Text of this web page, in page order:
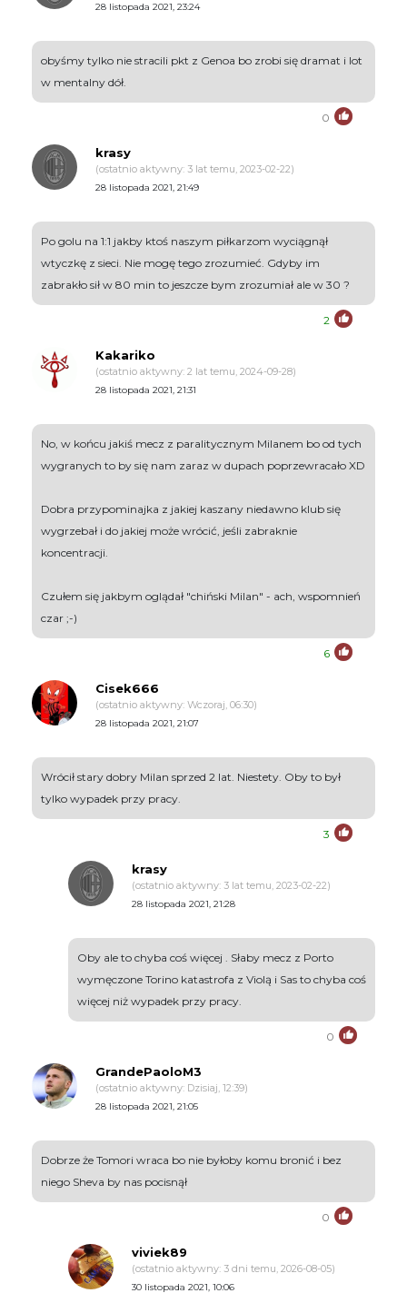
28 listopada 2021, 23:24
obyśmy tylko nie stracili pkt z Genoa bo zrobi się dramat i lot
w mentalny dół.
0
krasy
(ostatnio aktywny: 3 lat temu, 2023-02-22)
28 listopada 2021, 21:49
Po golu na 1:1 jakby ktoś naszym piłkarzom wyciągnął
wtyczkę z sieci. Nie mogę tego zrozumieć. Gdyby im
zabrakło sił w 80 min to jeszcze bym zrozumiał ale w 30 ?
2
Kakariko
(ostatnio aktywny: 2 lat temu, 2024-09-28)
28 listopada 2021, 21:31
No, w końcu jakiś mecz z paralitycznym Milanem bo od tych
wygranych to by się nam zaraz w dupach poprzewracało XD
Dobra przypominajka z jakiej kaszany niedawno klub się
wygrzebał i do jakiej może wrócić, jeśli zabraknie
koncentracji.
Czułem się jakbym oglądał "chiński Milan" - ach, wspomnień
czar ;-)
6
Cisek666
(ostatnio aktywny: Wczoraj, 06:30)
28 listopada 2021, 21:07
Wrócił stary dobry Milan sprzed 2 lat. Niestety. Oby to był
tylko wypadek przy pracy.
3
krasy
(ostatnio aktywny: 3 lat temu, 2023-02-22)
28 listopada 2021, 21:28
Oby ale to chyba coś więcej . Słaby mecz z Porto
wymęczone Torino katastrofa z Violą i Sas to chyba coś
więcej niż wypadek przy pracy.
0
GrandePaoloM3
(ostatnio aktywny: Dzisiaj, 12:39)
28 listopada 2021, 21:05
Dobrze że Tomori wraca bo nie byłoby komu bronić i bez
niego Sheva by nas pocisnął
0
viviek89
(ostatnio aktywny: 3 dni temu, 2026-08-05)
30 listopada 2021, 10:06